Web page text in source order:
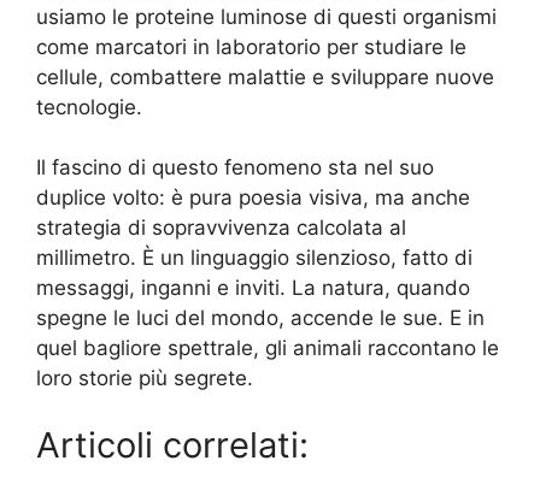
usiamo le proteine luminose di questi organismi
come marcatori in laboratorio per studiare le
cellule, combattere malattie e sviluppare nuove
tecnologie.
Il fascino di questo fenomeno sta nel suo
duplice volto: è pura poesia visiva, ma anche
strategia di sopravvivenza calcolata al
millimetro. È un linguaggio silenzioso, fatto di
messaggi, inganni e inviti. La natura, quando
spegne le luci del mondo, accende le sue. E in
quel bagliore spettrale, gli animali raccontano le
loro storie più segrete.
Articoli correlati: